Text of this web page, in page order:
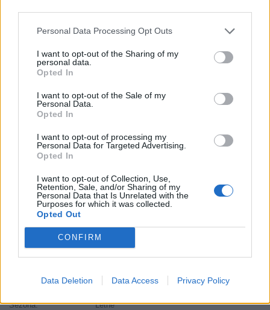
Personal Data Processing Opt Outs
I want to opt-out of the Sharing of my
personal data.
Opted In
I want to opt-out of the Sale of my
Personal Data.
Opted In
I want to opt-out of processing my
Personal Data for Targeted Advertising.
Opted In
I want to opt-out of Collection, Use,
Retention, Sale, and/or Sharing of my
Personal Data that Is Unrelated with the
Purposes for which it was collected.
Opted Out
CONFIRM
Data Deletion Data Access Privacy Policy
55 cm
Brzdiaca vzdialenosť:
TL
EU smernica:
Hlučnosť:
Hlučnosť typ:
2
97 (730kg)
Konštrukcia:
Radiální
Palce:
17
Počet v balení:
2
Priľnavosť na mokru:
B
Sezóna:
Letné